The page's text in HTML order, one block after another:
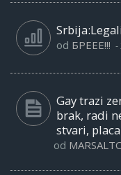
od БРЕЕЕ!!! -
Gay trazi
brak, radi
stvari,
od